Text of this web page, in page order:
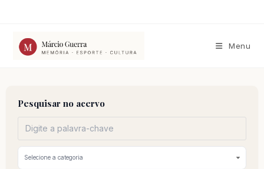
conteúdo
Menu
Pesquisar no acervo